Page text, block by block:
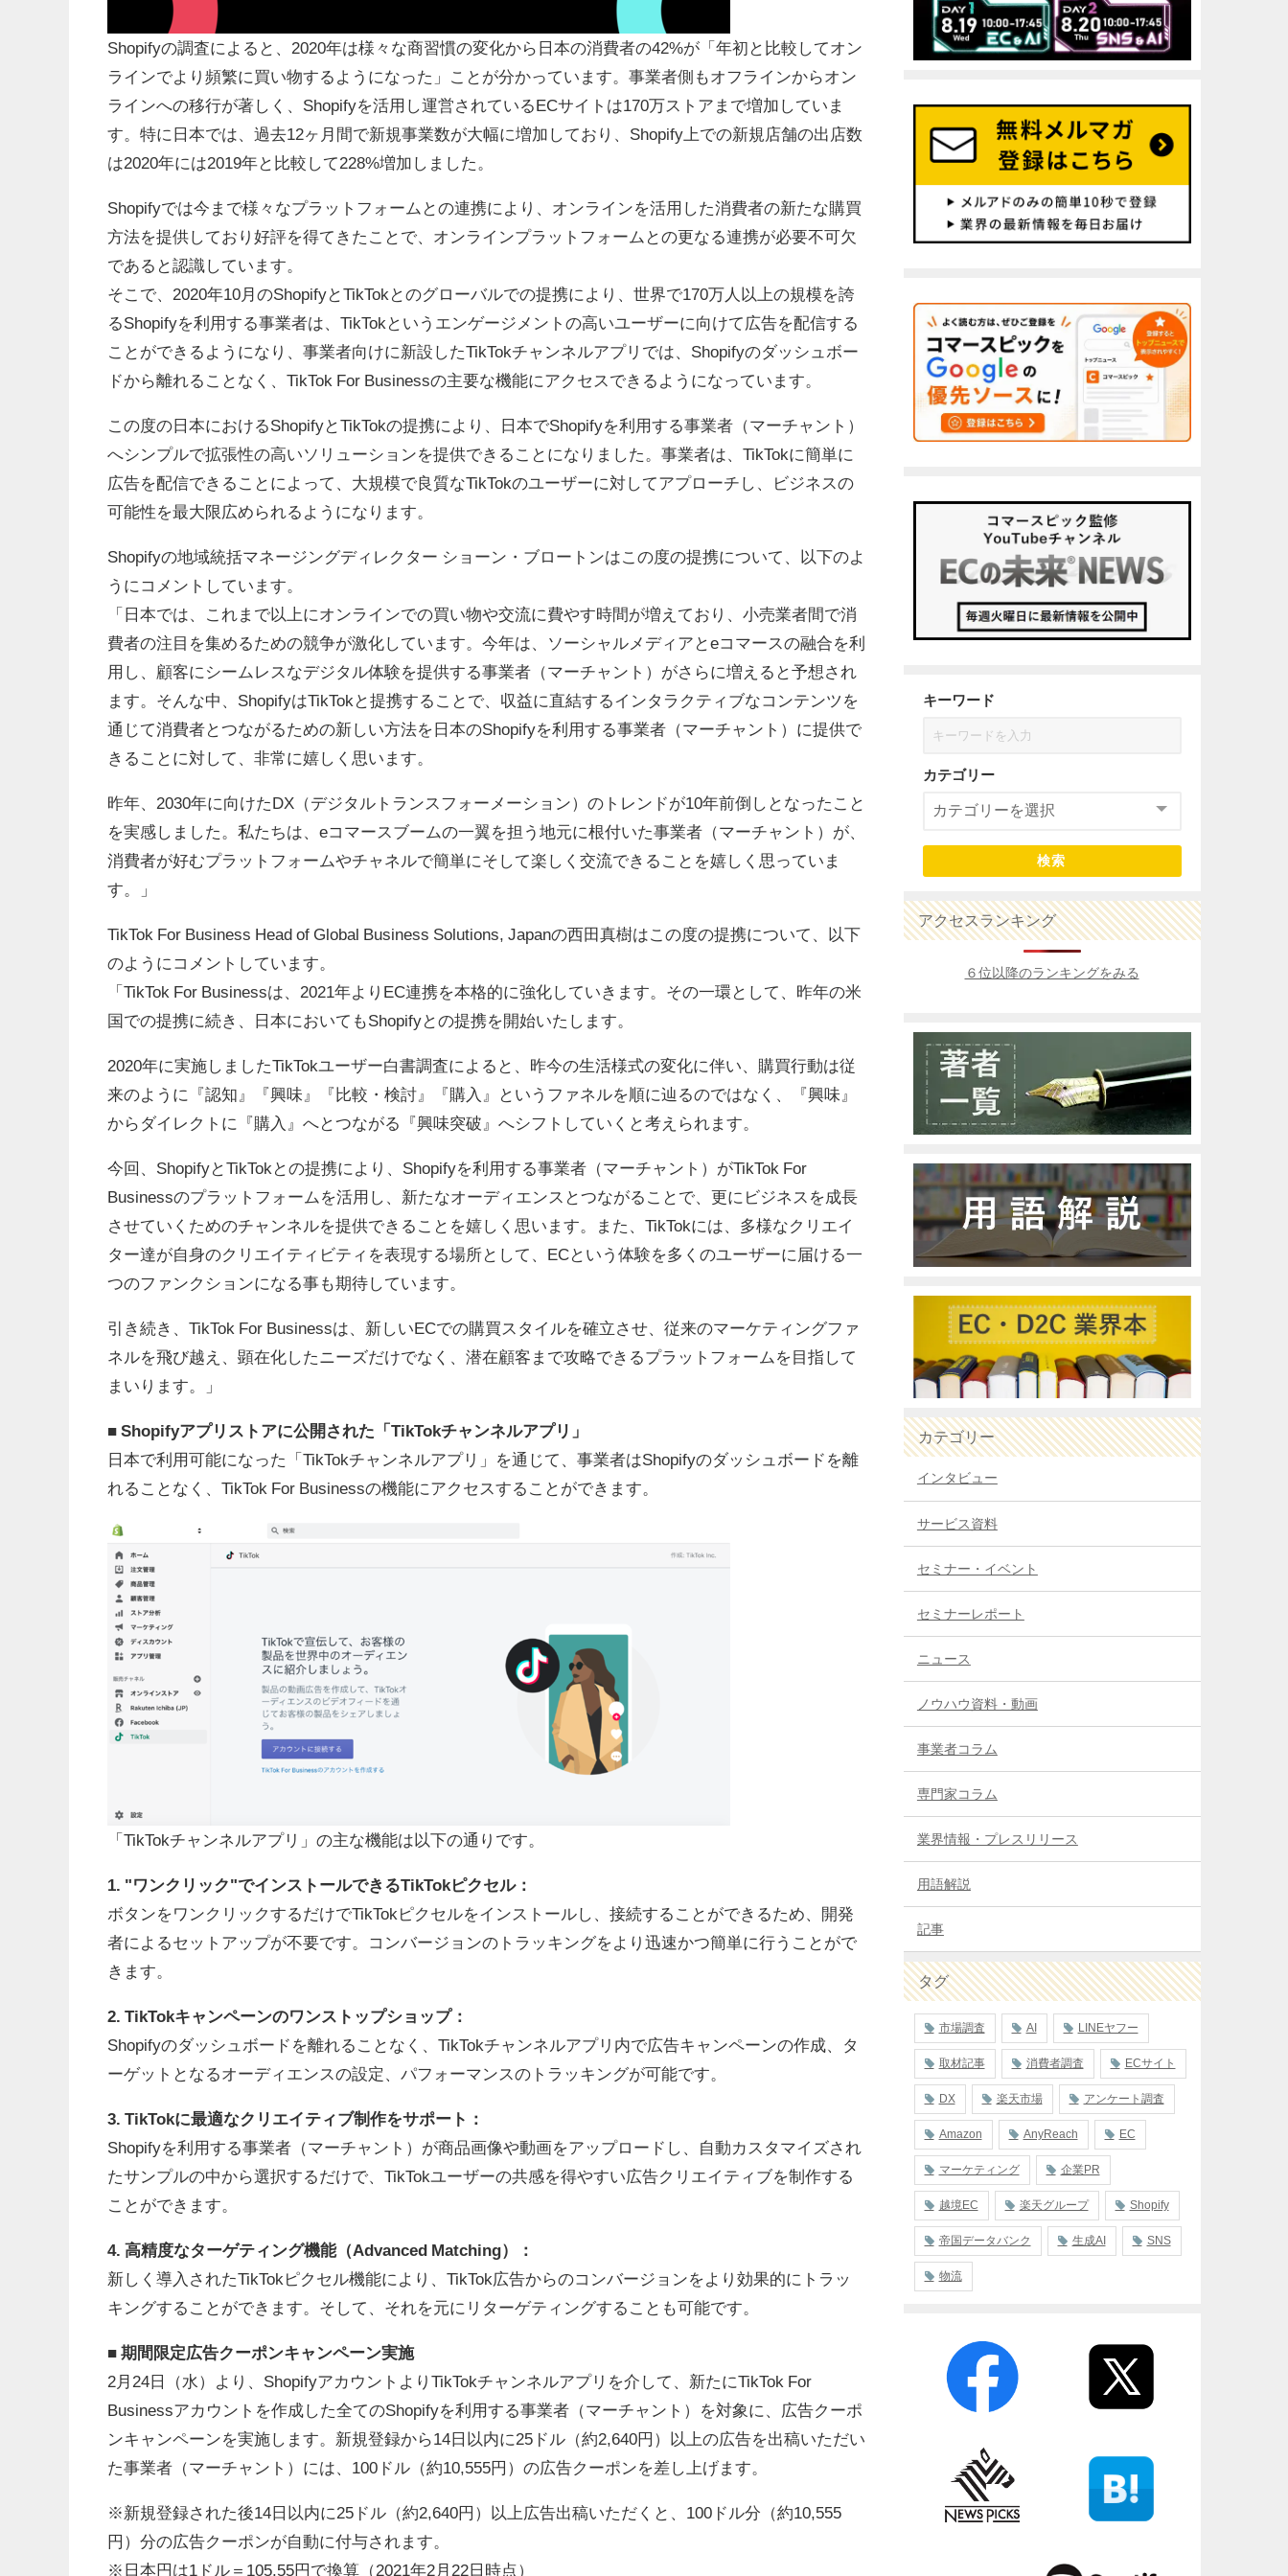
Shopifyの調査によると、2020年は様々な商習慣の変化から日本の消費者の42%が「年初と比較してオン
ラインでより頻繁に買い物するようになった」ことが分かっています。事業者側もオフラインからオン
ラインへの移行が著しく、Shopifyを活用し運営されているECサイトは170万ストアまで増加していま
す。特に日本では、過去12ヶ月間で新規事業数が大幅に増加しており、Shopify上での新規店舗の出店数
は2020年には2019年と比較して228%増加しました。
Shopifyでは今まで様々なプラットフォームとの連携により、オンラインを活用した消費者の新たな購買
方法を提供しており好評を得てきたことで、オンラインプラットフォームとの更なる連携が必要不可欠
であると認識しています。
そこで、2020年10月のShopifyとTikTokとのグローバルでの提携により、世界で170万人以上の規模を誇
るShopifyを利用する事業者は、TikTokというエンゲージメントの高いユーザーに向けて広告を配信する
ことができるようになり、事業者向けに新設したTikTokチャンネルアプリでは、Shopifyのダッシュボー
ドから離れることなく、TikTok For Businessの主要な機能にアクセスできるようになっています。
この度の日本におけるShopifyとTikTokの提携により、日本でShopifyを利用する事業者（マーチャント）
へシンプルで拡張性の高いソリューションを提供できることになりました。事業者は、TikTokに簡単に
広告を配信できることによって、大規模で良質なTikTokのユーザーに対してアプローチし、ビジネスの
可能性を最大限広められるようになります。
Shopifyの地域統括マネージングディレクター ショーン・ブロートンはこの度の提携について、以下のよ
うにコメントしています。
「日本では、これまで以上にオンラインでの買い物や交流に費やす時間が増えており、小売業者間で消
費者の注目を集めるための競争が激化しています。今年は、ソーシャルメディアとeコマースの融合を利
用し、顧客にシームレスなデジタル体験を提供する事業者（マーチャント）がさらに増えると予想され
ます。そんな中、ShopifyはTikTokと提携することで、収益に直結するインタラクティブなコンテンツを
通じて消費者とつながるための新しい方法を日本のShopifyを利用する事業者（マーチャント）に提供で
きることに対して、非常に嬉しく思います。
昨年、2030年に向けたDX（デジタルトランスフォーメーション）のトレンドが10年前倒しとなったこと
を実感しました。私たちは、eコマースブームの一翼を担う地元に根付いた事業者（マーチャント）が、
消費者が好むプラットフォームやチャネルで簡単にそして楽しく交流できることを嬉しく思っていま
す。」
TikTok For Business Head of Global Business Solutions, Japanの西田真樹はこの度の提携について、以下
のようにコメントしています。
「TikTok For Businessは、2021年よりEC連携を本格的に強化していきます。その一環として、昨年の米
国での提携に続き、日本においてもShopifyとの提携を開始いたします。
2020年に実施しましたTikTokユーザー白書調査によると、昨今の生活様式の変化に伴い、購買行動は従
来のように『認知』『興味』『比較・検討』『購入』というファネルを順に辿るのではなく、『興味』
からダイレクトに『購入』へとつながる『興味突破』へシフトしていくと考えられます。
今回、ShopifyとTikTokとの提携により、Shopifyを利用する事業者（マーチャント）がTikTok For
Businessのプラットフォームを活用し、新たなオーディエンスとつながることで、更にビジネスを成長
させていくためのチャンネルを提供できることを嬉しく思います。また、TikTokには、多様なクリエイ
ター達が自身のクリエイティビティを表現する場所として、ECという体験を多くのユーザーに届ける一
つのファンクションになる事も期待しています。
引き続き、TikTok For Businessは、新しいECでの購買スタイルを確立させ、従来のマーケティングファ
ネルを飛び越え、顕在化したニーズだけでなく、潜在顧客まで攻略できるプラットフォームを目指して
まいります。」
■ Shopifyアプリストアに公開された「TikTokチャンネルアプリ」
日本で利用可能になった「TikTokチャンネルアプリ」を通じて、事業者はShopifyのダッシュボードを離
れることなく、TikTok For Businessの機能にアクセスすることができます。
「TikTokチャンネルアプリ」の主な機能は以下の通りです。
1. "ワンクリック"でインストールできるTikTokピクセル：
ボタンをワンクリックするだけでTikTokピクセルをインストールし、接続することができるため、開発
者によるセットアップが不要です。コンバージョンのトラッキングをより迅速かつ簡単に行うことがで
きます。
2. TikTokキャンペーンのワンストップショップ：
Shopifyのダッシュボードを離れることなく、TikTokチャンネルアプリ内で広告キャンペーンの作成、タ
ーゲットとなるオーディエンスの設定、パフォーマンスのトラッキングが可能です。
3. TikTokに最適なクリエイティブ制作をサポート：
Shopifyを利用する事業者（マーチャント）が商品画像や動画をアップロードし、自動カスタマイズされ
たサンプルの中から選択するだけで、TikTokユーザーの共感を得やすい広告クリエイティブを制作する
ことができます。
4. 高精度なターゲティング機能（Advanced Matching）：
新しく導入されたTikTokピクセル機能により、TikTok広告からのコンバージョンをより効果的にトラッ
キングすることができます。そして、それを元にリターゲティングすることも可能です。
■ 期間限定広告クーポンキャンペーン実施
2月24日（水）より、ShopifyアカウントよりTikTokチャンネルアプリを介して、新たにTikTok For
Businessアカウントを作成した全てのShopifyを利用する事業者（マーチャント）を対象に、広告クーポ
ンキャンペーンを実施します。新規登録から14日以内に25ドル（約2,640円）以上の広告を出稿いただい
た事業者（マーチャント）には、100ドル（約10,555円）の広告クーポンを差し上げます。
※新規登録された後14日以内に25ドル（約2,640円）以上広告出稿いただくと、100ドル分（約10,555
円）分の広告クーポンが自動に付与されます。
※日本円は1ドル＝105.55円で換算（2021年2月22日時点）
キーワード
カテゴリー
検索
アクセスランキング
６位以降のランキングをみる
カテゴリー
インタビュー
サービス資料
セミナー・イベント
セミナーレポート
ニュース
ノウハウ資料・動画
事業者コラム
専門家コラム
業界情報・プレスリリース
用語解説
記事
タグ
市場調査 AI LINEヤフー
取材記事 消費者調査 ECサイト
DX 楽天市場 アンケート調査
Amazon AnyReach EC
マーケティング 企業PR
越境EC 楽天グループ Shopify
帝国データバンク 生成AI SNS
物流